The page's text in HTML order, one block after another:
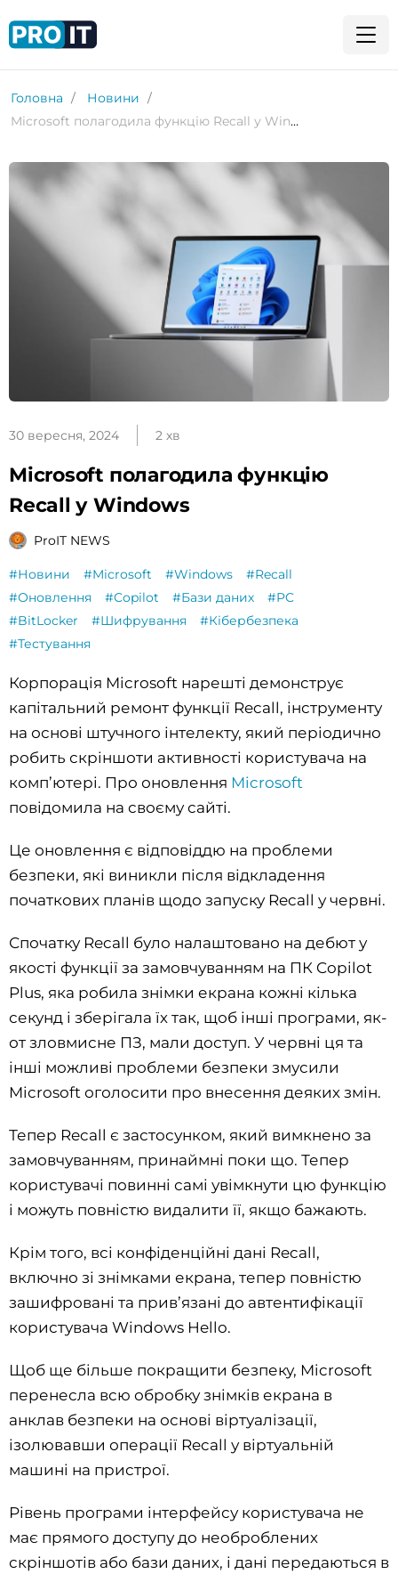
Головна
Новини
Microsoft полагодила функцію Recall у Windows
30 вересня, 2024 2 хв
Microsoft полагодила функцію
Recall у Windows
ProIT NEWS
#Новини #Microsoft #Windows
#Recall
#Оновлення
#Copilot #Бази даних
#PC
#BitLocker
#Шифрування
#Кібербезпека
#Тестування
Корпорація Microsoft нарешті демонструє
капітальний ремонт функції Recall, інструменту
на основі штучного інтелекту, який періодично
робить скріншоти активності користувача на
комп’ютері. Про оновлення Microsoft
повідомила на своєму сайті.
Це оновлення є відповіддю на проблеми
безпеки, які виникли після відкладення
початкових планів щодо запуску Recall у червні.
Спочатку Recall було налаштовано на дебют у
якості функції за замовчуванням на ПК Copilot
Plus, яка робила знімки екрана кожні кілька
секунд і зберігала їх так, щоб інші програми, як-
от зловмисне ПЗ, мали доступ. У червні ця та
інші можливі проблеми безпеки змусили
Microsoft оголосити про внесення деяких змін.
Тепер Recall є застосунком, який вимкнено за
замовчуванням, принаймні поки що. Тепер
користувачі повинні самі увімкнути цю функцію
і можуть повністю видалити її, якщо бажають.
Крім того, всі конфіденційні дані Recall,
включно зі знімками екрана, тепер повністю
зашифровані та прив’язані до автентифікації
користувача Windows Hello.
Щоб ще більше покращити безпеку, Microsoft
перенесла всю обробку знімків екрана в
анклав безпеки на основі віртуалізації,
ізолювавши операції Recall у віртуальній
машині на пристрої.
Рівень програми інтерфейсу користувача не
має прямого доступу до необроблених
скріншотів або бази даних, і дані передаються в